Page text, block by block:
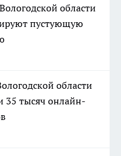
области
пустующую
области
35 тысяч онлайн-